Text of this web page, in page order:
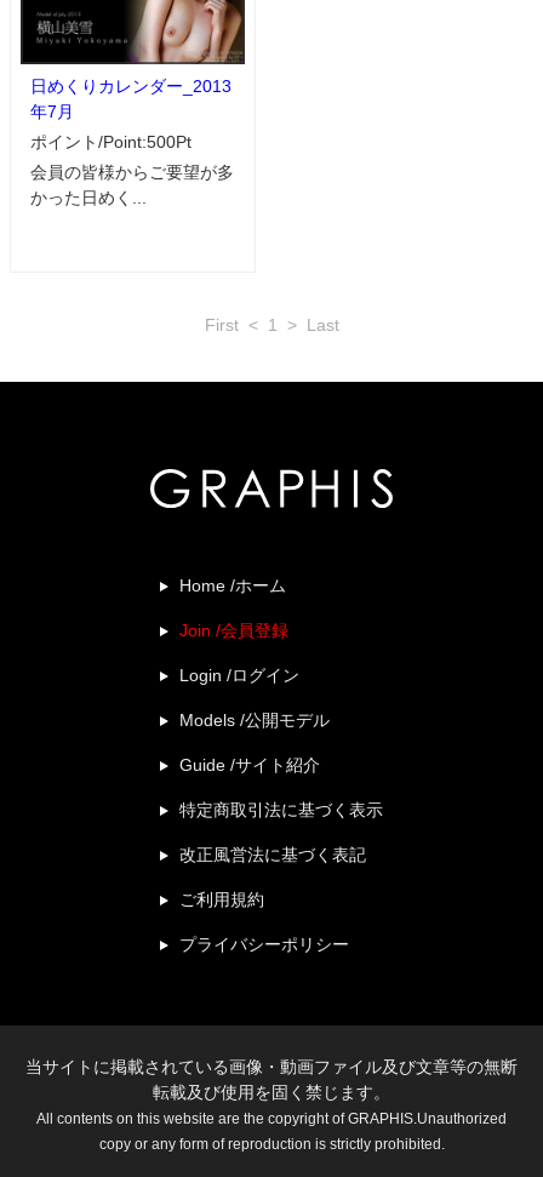
日めくりカレンダー_2013
年7月
ポイント/Point:500Pt
会員の皆様からご要望が多
かった日めく...
First < 1 > Last
Home /ホーム
Join /会員登録
Login /ログイン
Models /公開モデル
Guide /サイト紹介
特定商取引法に基づく表示
改正風営法に基づく表記
ご利用規約
プライバシーポリシー
当サイトに掲載されている画像・動画ファイル及び文章等の無断
転載及び使用を固く禁じます。
All contents on this website are the copyright of GRAPHIS.Unauthorized
copy or any form of reproduction is strictly prohibited.